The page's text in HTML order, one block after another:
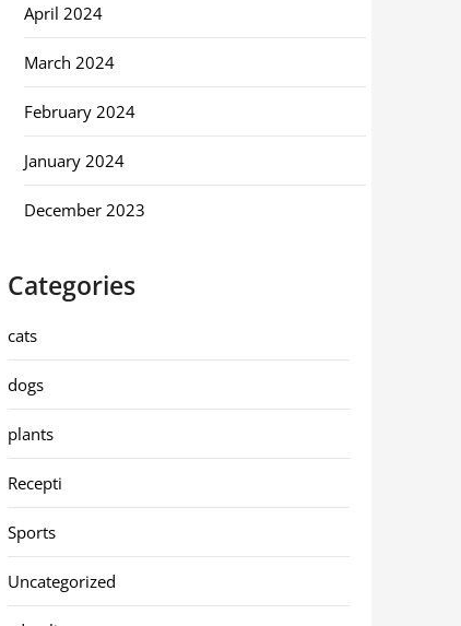
April 2024
March 2024
February 2024
January 2024
December 2023
Categories
cats
dogs
plants
Recepti
Sports
Uncategorized